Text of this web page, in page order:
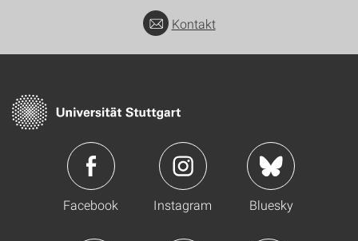
Kontakt
Facebook Instagram Bluesky